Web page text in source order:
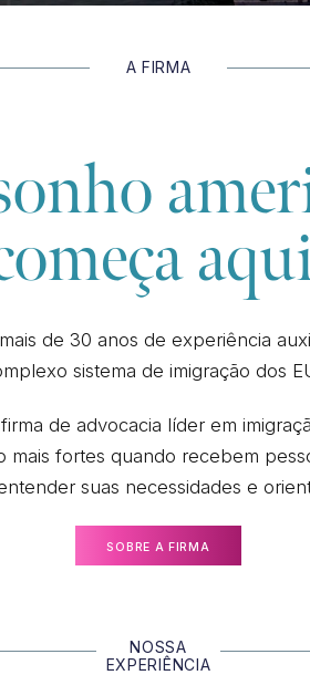
A FIRMA
de 30 anos de experiência
sistema de imigração dos
de advocacia líder em
mais fortes quando recebem
suas necessidades e
SOBRE A FIRMA
NOSSA
EXPERIÊNCIA